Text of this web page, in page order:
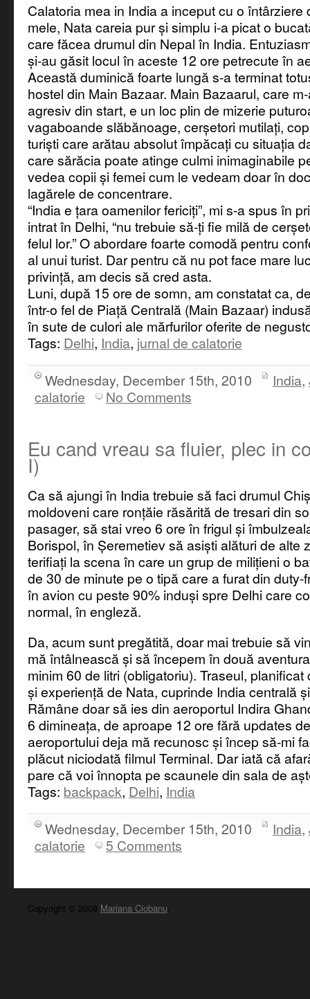
Calatoria mea in India a inceput cu o întârziere
mele, Nata careia pur și simplu i-a picat o
care făcea drumul din Nepal în India.
și-au găsit locul în aceste 12 ore petrecute în
Această duminică foarte lungă s-a terminat
hostel din Main Bazaar. Main Bazaarul, care
agresiv din start, e un loc plin de mizerie
vagaboande slăbănoage, cerșetori mutilați,
turiști care arătau absolut împăcați cu situația
care sărăcia poate atinge culmi inimaginabile
vedea copii și femei cum le vedeam doar în
lagărele de concentrare.
“India e țara oamenilor fericiți”, mi s-a spus în
intrat în Delhi, “nu trebuie să-ți fie milă de
felul lor.” O abordare foarte comodă pentru
al unui turist. Dar pentru că nu pot face mare
privință, am decis să cred asta.
Luni, după 15 ore de somn, am constatat ca,
într-o fel de Piață Centrală (Main Bazaar)
în sute de culori ale mărfurilor oferite de
Tags: Delhi, India, jurnal de calatorie
Wednesday, December 15th, 2010
India,
calatorie
No Comments
Eu cand vreau sa fluier, plec in
I)
Ca să ajungi în India trebuie să faci drumul
moldoveni care ronțăie răsărită de tresari din
pasager, să stai vreo 6 ore în frigul și
Borispol, în Șeremetiev să asiști alături de alte
terifiați la scena în care un grup de milițieni o
de 30 de minute pe o tipă care a furat din duty-
în avion cu peste 90% induși spre Delhi care
normal, în engleză.
Da, acum sunt pregătită, doar mai trebuie să
mă întâlnească și să începem în două
minim 60 de litri (obligatoriu). Traseul,
și experiență de Nata, cuprinde India centrală
Rămâne doar să ies din aeroportul Indira
6 dimineața, de aproape 12 ore fără updates
aeroportului deja mă recunosc și încep să-mi
plăcut niciodată filmul Terminal. Dar iată că
pare că voi înnopta pe scaunele din sala de
Tags: backpack, Delhi, India
Wednesday, December 15th, 2010
India,
calatorie
5 Comments
Copyright © 2008 Mariana Ciobanu.